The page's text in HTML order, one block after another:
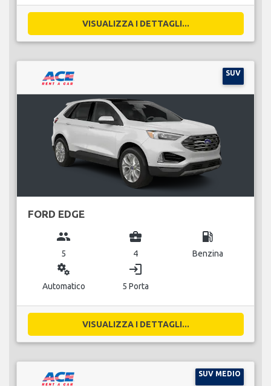
VISUALIZZA I DETTAGLI...
SUV
FORD EDGE
group
5
business_center
4
local_gas_station
Benzina
miscellaneous_services
Automatico
login
5 Porta
VISUALIZZA I DETTAGLI...
SUV MEDIO